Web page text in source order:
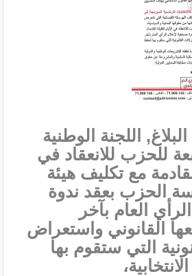
اللجنة الوطنية
للحزب للانعقاد في
القادمة مع تكليف هيئة
الحزب بعقد ندوة
العام بآخر
القانوني واستعراض
التي ستقوم بها